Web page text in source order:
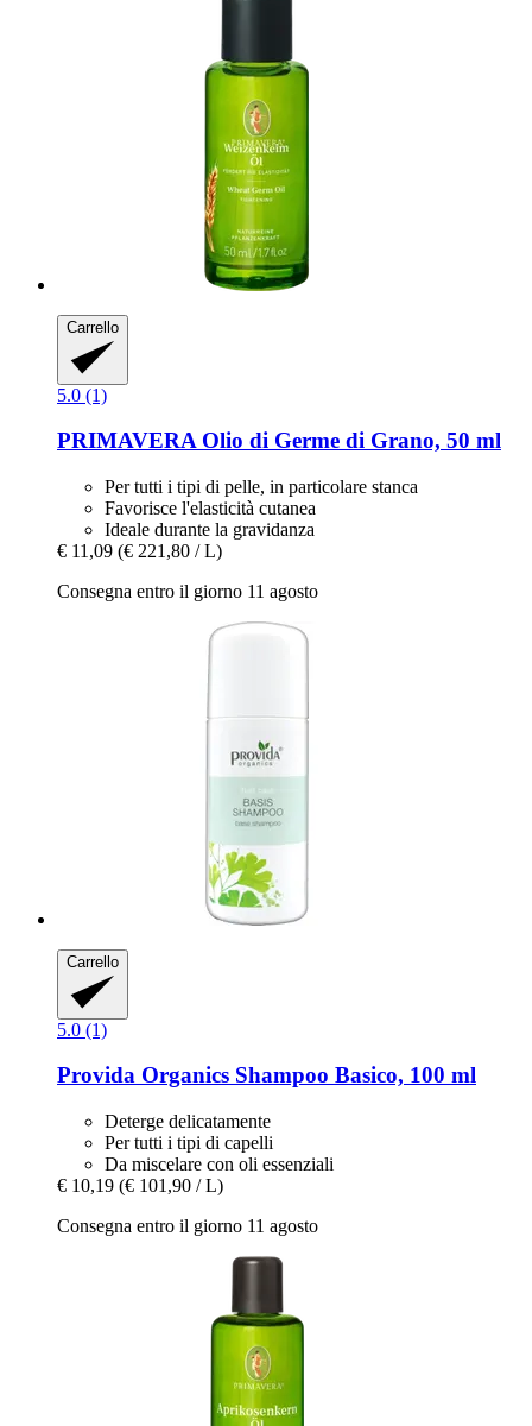
Carrello
5.0 (1)
PRIMAVERAOlio di Germe di Grano, 50 ml
Per tutti i tipi di pelle, in particolare stanca
Favorisce l'elasticità cutanea
Ideale durante la gravidanza
€ 11,09 (€ 221,80 / L)
Consegna entro il giorno 11 agosto
Carrello
5.0 (1)
Provida Organics Shampoo Basico, 100 ml
Deterge delicatamente
Per tutti i tipi di capelli
Da miscelare con oli essenziali
€ 10,19 (€ 101,90 / L)
Consegna entro il giorno 11 agosto